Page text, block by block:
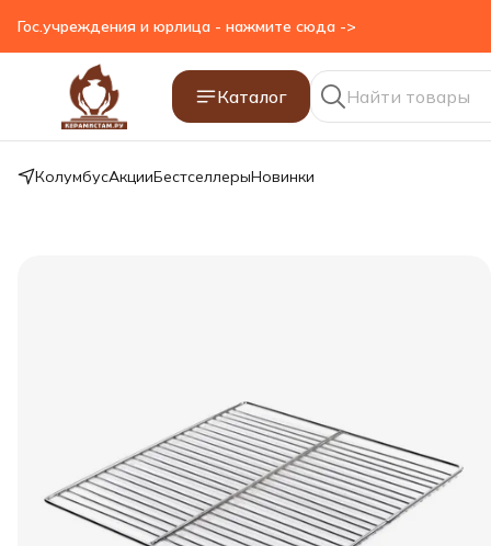
Гос.учреждения и юрлица - нажмите сюда ->
Каталог
КолумбусАкцииБестселлерыНовинки